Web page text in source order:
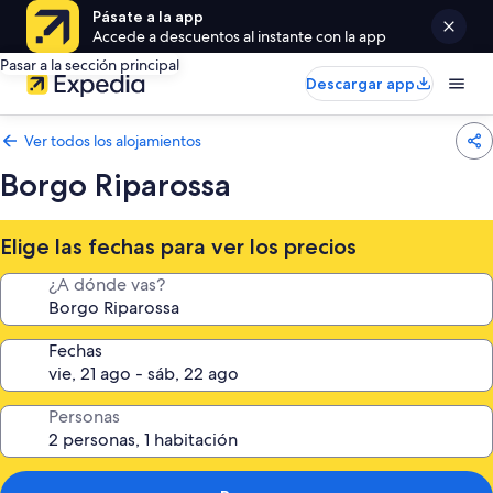
Pásate a la app
Accede a descuentos al instante con la app
Pasar a la sección principal
Descargar app
Ver todos los alojamientos
Borgo Riparossa
Elige las fechas para ver los precios
¿A dónde vas?
Fechas
Personas